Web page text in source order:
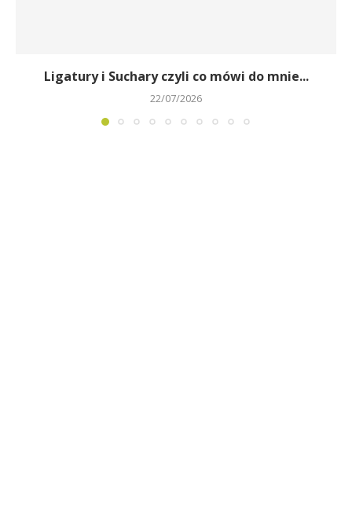
Ligatury i Suchary czyli co mówi do mnie...
22/07/2026